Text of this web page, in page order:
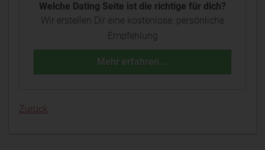
Welche Dating Seite ist die richtige für dich?
Wir erstellen Dir eine kostenlose, persönliche
Empfehlung
Mehr erfahren...
Zurück